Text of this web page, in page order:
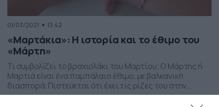
01/03/2021 13:42
«Μαρτάκια»: Η ιστορία και το έθιμο του
«Μάρτη»
Τι συμβολίζει το βραχιολάκι του Μαρτίου; Ο Μάρτης ή
Μαρτιά είναι ένα παμπάλαιο έθιμο, με βαλκανική
διασπορά. Πιστεύεται ότι έχει τις ρίζες του στην
Αρχαία Ελλάδα και συγκεκριμένα στα Ελευσίνια